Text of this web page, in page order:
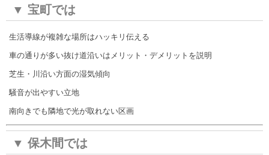
▼ 宝町では
生活導線が複雑な場所はハッキリ伝える
車の通りが多い抜け道沿いはメリット・デメリットを説明
芝生・川沿い方面の湿気傾向
騒音が出やすい立地
南向きでも隣地で光が取れない区画
▼ 保木間では